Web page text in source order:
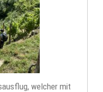
welcher mit